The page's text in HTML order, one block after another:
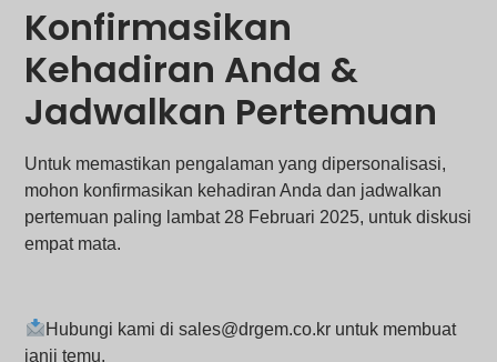
Konfirmasikan
Kehadiran Anda &
Jadwalkan Pertemuan
Untuk memastikan pengalaman yang dipersonalisasi,
mohon konfirmasikan kehadiran Anda dan jadwalkan
pertemuan paling lambat 28 Februari 2025, untuk diskusi
empat mata.
Hubungi kami di sales@drgem.co.kr untuk membuat
janji temu.